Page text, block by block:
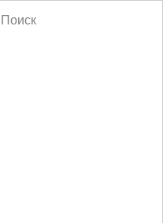
Поиск